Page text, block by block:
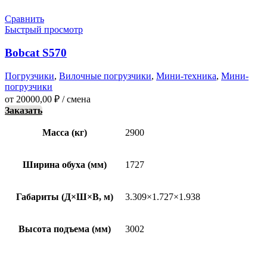
Сравнить
Быстрый просмотр
Bobcat S570
Погрузчики, Вилочные погрузчики, Мини-техника, Мини-
погрузчики
от 20000,00 ₽ / смена
Заказать
Масса (кг) 2900
Ширина обуха (мм) 1727
Габариты (Д×Ш×В, м) 3.309×1.727×1.938
Высота подъема (мм) 3002